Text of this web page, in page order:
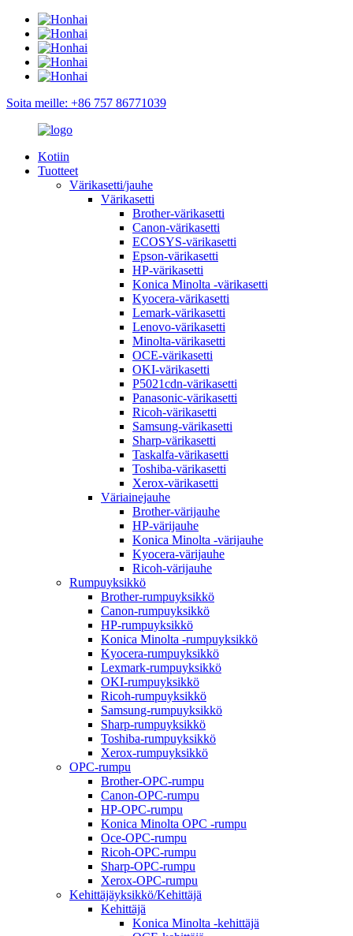
Soita meille: +86 757 86771039
Kotiin
Tuotteet
Värikasetti/jauhe
Värikasetti
Brother-värikasetti
Canon-värikasetti
ECOSYS-värikasetti
Epson-värikasetti
HP-värikasetti
Konica Minolta -värikasetti
Kyocera-värikasetti
Lemark-värikasetti
Lenovo-värikasetti
Minolta-värikasetti
OCE-värikasetti
OKI-värikasetti
P5021cdn-värikasetti
Panasonic-värikasetti
Ricoh-värikasetti
Samsung-värikasetti
Sharp-värikasetti
Taskalfa-värikasetti
Toshiba-värikasetti
Xerox-värikasetti
Väriainejauhe
Brother-värijauhe
HP-värijauhe
Konica Minolta -värijauhe
Kyocera-värijauhe
Ricoh-värijauhe
Rumpuyksikkö
Brother-rumpuyksikkö
Canon-rumpuyksikkö
HP-rumpuyksikkö
Konica Minolta -rumpuyksikkö
Kyocera-rumpuyksikkö
Lexmark-rumpuyksikkö
OKI-rumpuyksikkö
Ricoh-rumpuyksikkö
Samsung-rumpuyksikkö
Sharp-rumpuyksikkö
Toshiba-rumpuyksikkö
Xerox-rumpuyksikkö
OPC-rumpu
Brother-OPC-rumpu
Canon-OPC-rumpu
HP-OPC-rumpu
Konica Minolta OPC -rumpu
Oce-OPC-rumpu
Ricoh-OPC-rumpu
Sharp-OPC-rumpu
Xerox-OPC-rumpu
Kehittäjäyksikkö/Kehittäjä
Kehittäjä
Konica Minolta -kehittäjä